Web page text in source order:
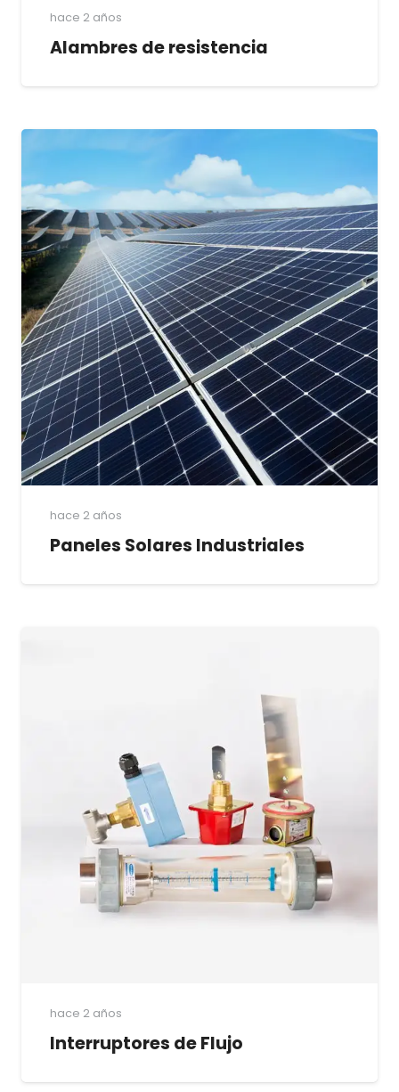
hace 2 años
Alambres de resistencia
hace 2 años
Paneles Solares Industriales
hace 2 años
Interruptores de Flujo